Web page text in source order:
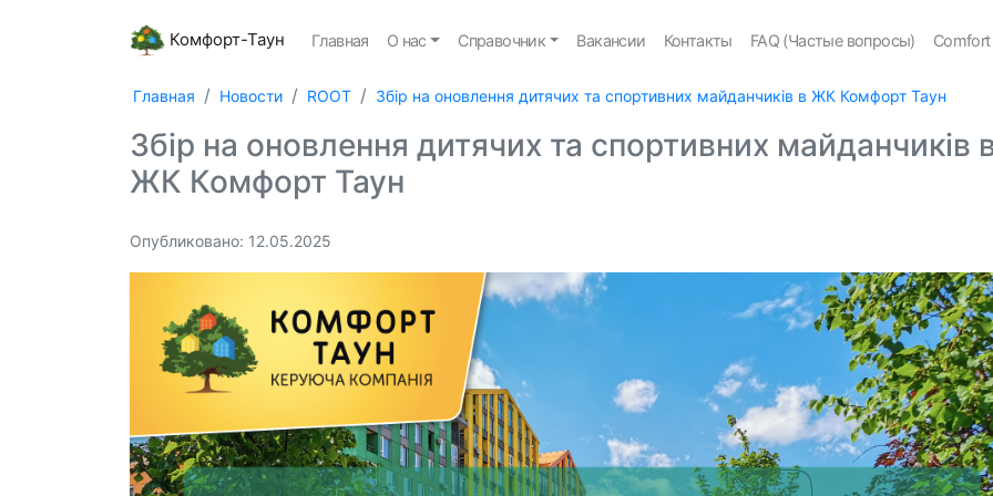
Комфорт-Таун Главная О нас Справочник Вакансии Контакты FAQ (Частые вопросы)
Главная Новости ROOT Збір на оновлення дитячих та спортивних майданчиків в ЖК Комфорт Таун
Збір на оновлення дитячих та спортивних майданчиків
ЖК Комфорт Таун
Опубликовано: 12.05.2025